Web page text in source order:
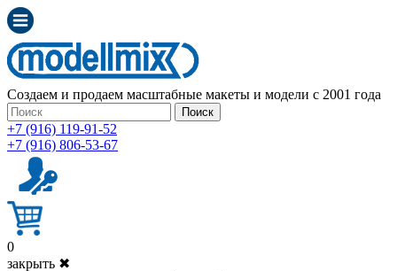
Создаем и продаем масштабные макеты и модели с 2001 года
Поиск
+7 (916) 119-91-52
+7 (916) 806-53-67
0
закрыть ✖